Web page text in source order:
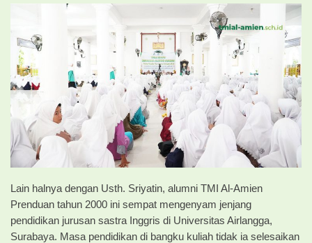
Lain halnya dengan Usth. Sriyatin, alumni TMI Al-Amien
Prenduan tahun 2000 ini sempat mengenyam jenjang
pendidikan jurusan sastra Inggris di Universitas Airlangga,
Surabaya. Masa pendidikan di bangku kuliah tidak ia selesaikan